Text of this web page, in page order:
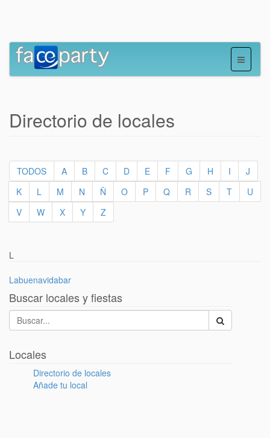
Directorio de locales
TODOS A B C D E F G H I
J
K
L M N Ñ O P Q R S T
U
V
W X Y Z
L
Labuenavidabar
Buscar locales y fiestas
Locales
Directorio de locales
Añade tu local